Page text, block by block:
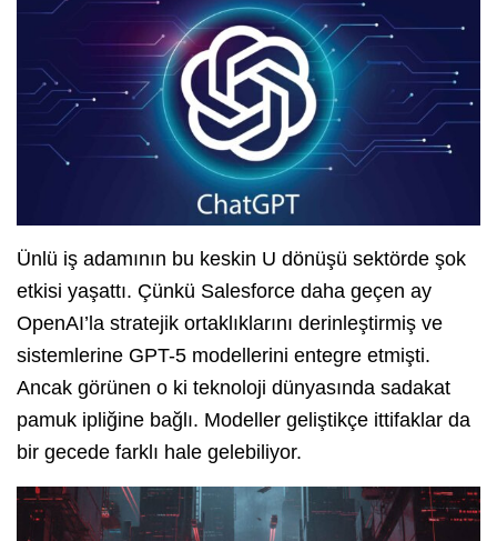
Ünlü iş adamının bu keskin U dönüşü sektörde şok
etkisi yaşattı. Çünkü Salesforce daha geçen ay
OpenAI’la stratejik ortaklıklarını derinleştirmiş ve
sistemlerine GPT-5 modellerini entegre etmişti.
Ancak görünen o ki teknoloji dünyasında sadakat
pamuk ipliğine bağlı. Modeller geliştikçe ittifaklar da
bir gecede farklı hale gelebiliyor.